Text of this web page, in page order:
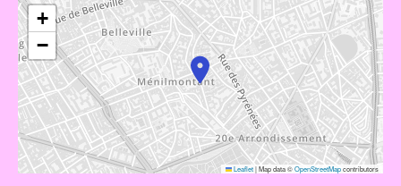
+
−
Leaflet|Map data ©OpenStreetMapcontributors